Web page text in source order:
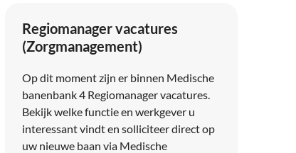
Regiomanager vacatures
(Zorgmanagement)
Op dit moment zijn er binnen Medische
banenbank 4 Regiomanager vacatures.
Bekijk welke functie en werkgever u
interessant vindt en solliciteer direct op
uw nieuwe baan via Medische